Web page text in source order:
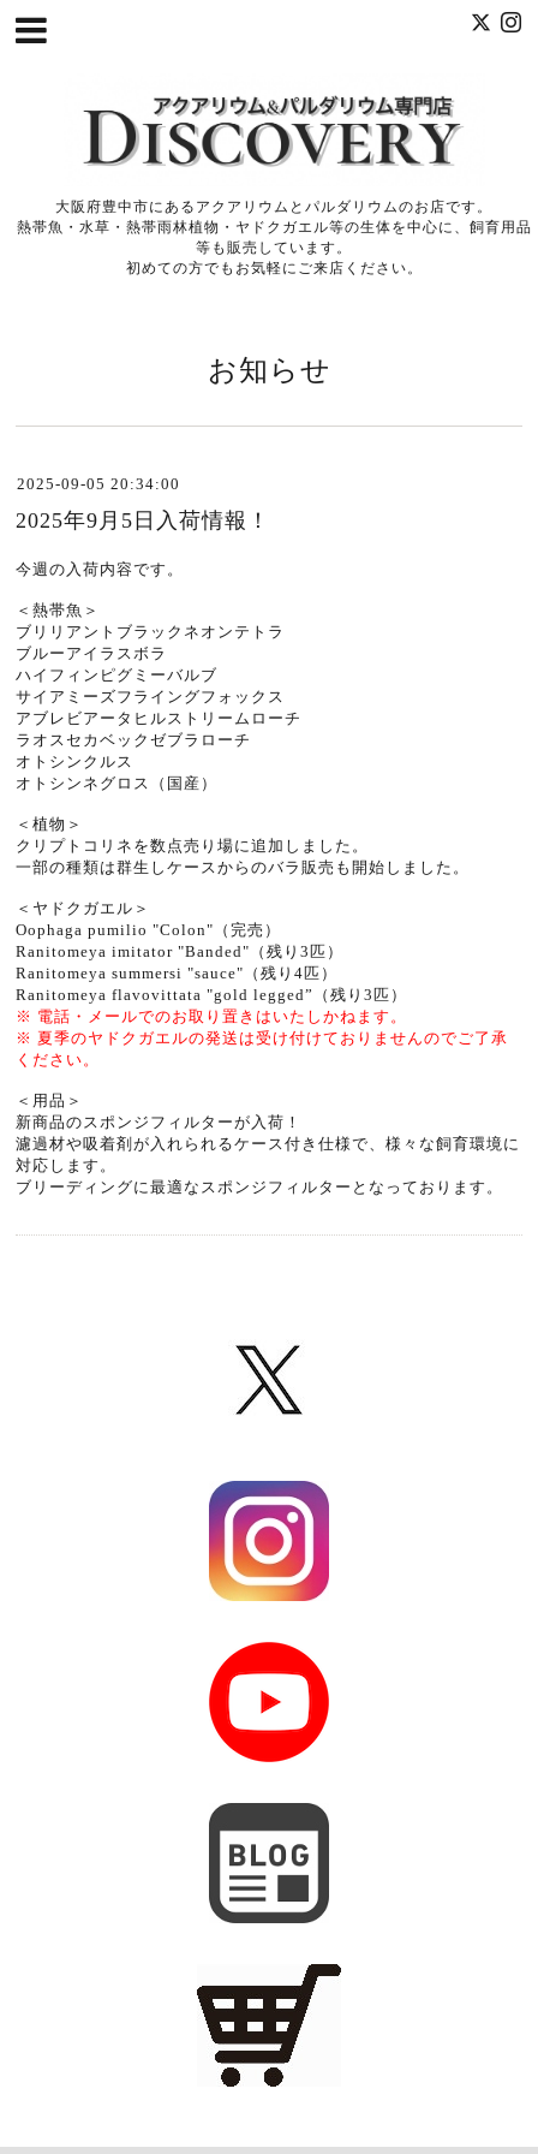
大阪府豊中市にあるアクアリウムとパルダリウムのお店です。
熱帯魚・水草・熱帯雨林植物・ヤドクガエル等の生体を中心に、飼育用品
等も販売しています。
初めての方でもお気軽にご来店ください。
お知らせ
2025-09-05 20:34:00
2025年9月5日入荷情報！
今週の入荷内容です。
＜熱帯魚＞
ブリリアントブラックネオンテトラ
ブルーアイラスボラ
ハイフィンピグミーバルブ
サイアミーズフライングフォックス
アブレビアータヒルストリームローチ
ラオスセカベックゼブラローチ
オトシンクルス
オトシンネグロス（国産）
＜植物＞
クリプトコリネを数点売り場に追加しました。
一部の種類は群生しケースからのバラ販売も開始しました。
＜ヤドクガエル＞
Oophaga pumilio "Colon"（完売）
Ranitomeya imitator "Banded"（残り3匹）
Ranitomeya summersi "sauce"（残り4匹）
Ranitomeya flavovittata "gold legged”（残り3匹）
※ 電話・メールでのお取り置きはいたしかねます。
※ 夏季のヤドクガエルの発送は受け付けておりませんのでご了承
ください。
＜用品＞
新商品のスポンジフィルターが入荷！
濾過材や吸着剤が入れられるケース付き仕様で、様々な飼育環境に
対応します。
ブリーディングに最適なスポンジフィルターとなっております。